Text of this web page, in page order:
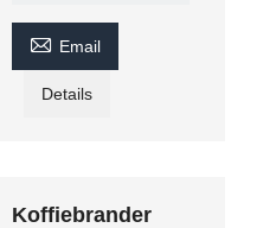
 Email
Details
Koffiebrander